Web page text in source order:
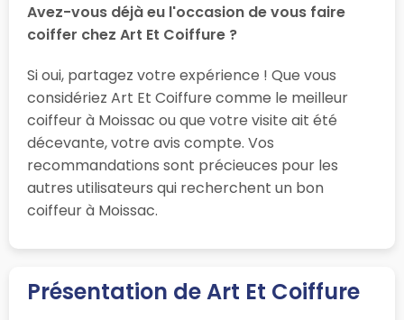
Avez-vous déjà eu l'occasion de vous faire
coiffer chez Art Et Coiffure ?
Si oui, partagez votre expérience ! Que vous
considériez Art Et Coiffure comme le meilleur
coiffeur à Moissac ou que votre visite ait été
décevante, votre avis compte. Vos
recommandations sont précieuces pour les
autres utilisateurs qui recherchent un bon
coiffeur à Moissac.
Présentation de Art Et Coiffure